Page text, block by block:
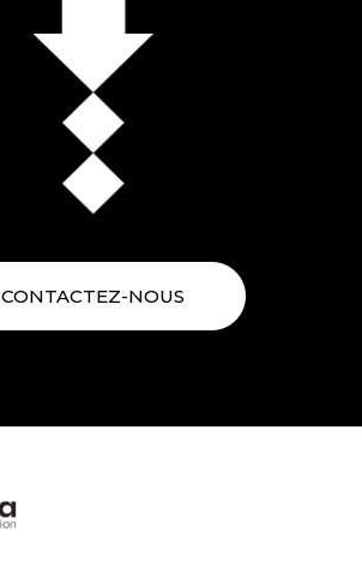
CONTACTEZ-NOUS